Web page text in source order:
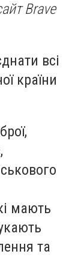
Brave
всі
країни
мають
та